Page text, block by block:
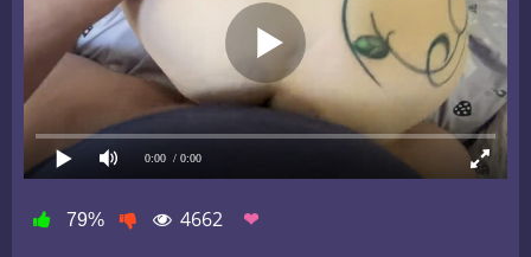
0:00 / 0:00
79% 4662 ❤